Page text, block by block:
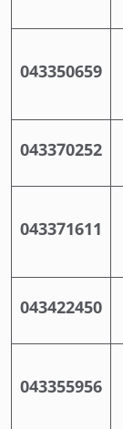
043350659
043370252
043371611
043422450
043355956